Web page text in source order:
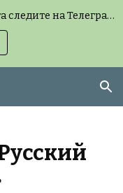
За обновлениями и новостями сайта следите на Телеграм-канале (можно без регистрации, но удобнее с подпиской) или на странице «Новости сайта».